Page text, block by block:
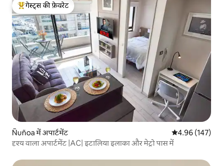
गेस्ट्स का टॉप फ़ेवरेट
गेस्ट्स की फ़ेवरेट
Ñuñoa में अपार्टमेंट औसत रेटिंग 5 में से
4.96 (147)
दृश्य वाला अपार्टमेंट |AC| इटालिया इलाका और मेट्रो पास में